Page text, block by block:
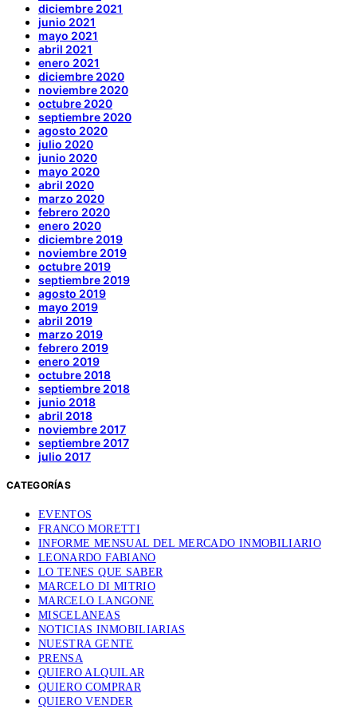
diciembre 2021
junio 2021
mayo 2021
abril 2021
enero 2021
diciembre 2020
noviembre 2020
octubre 2020
septiembre 2020
agosto 2020
julio 2020
junio 2020
mayo 2020
abril 2020
marzo 2020
febrero 2020
enero 2020
diciembre 2019
noviembre 2019
octubre 2019
septiembre 2019
agosto 2019
mayo 2019
abril 2019
marzo 2019
febrero 2019
enero 2019
octubre 2018
septiembre 2018
junio 2018
abril 2018
noviembre 2017
septiembre 2017
julio 2017
CATEGORÍAS
EVENTOS
FRANCO MORETTI
INFORME MENSUAL DEL MERCADO INMOBILIARIO
LEONARDO FABIANO
LO TENES QUE SABER
MARCELO DI MITRIO
MARCELO LANGONE
MISCELANEAS
NOTICIAS INMOBILIARIAS
NUESTRA GENTE
PRENSA
QUIERO ALQUILAR
QUIERO COMPRAR
QUIERO VENDER